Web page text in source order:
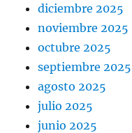
diciembre 2025
noviembre 2025
octubre 2025
septiembre 2025
agosto 2025
julio 2025
junio 2025